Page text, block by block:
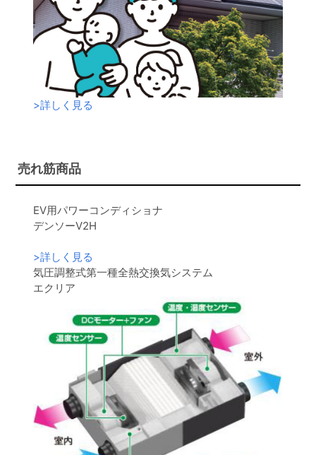
>詳しく見る
売れ筋商品
EV用パワーコンディショナ
デンソーV2H
>詳しく見る
気圧調整式第一種全熱交換気システム
エクリア